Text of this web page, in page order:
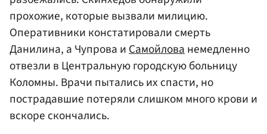
прохожие, которые вызвали милицию.
Оперативники констатировали смерть
Данилина, а Чупрова иСамойлованемедленно
отвезли в Центральную городскую больницу
Коломны. Врачи пытались их спасти, но
пострадавшие потеряли слишком много крови и
вскоре скончались.